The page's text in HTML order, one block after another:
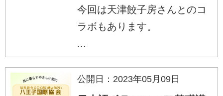
今回は天津餃子房さんとのコ
ラボもあります。
...
公開日：2023年05月09日